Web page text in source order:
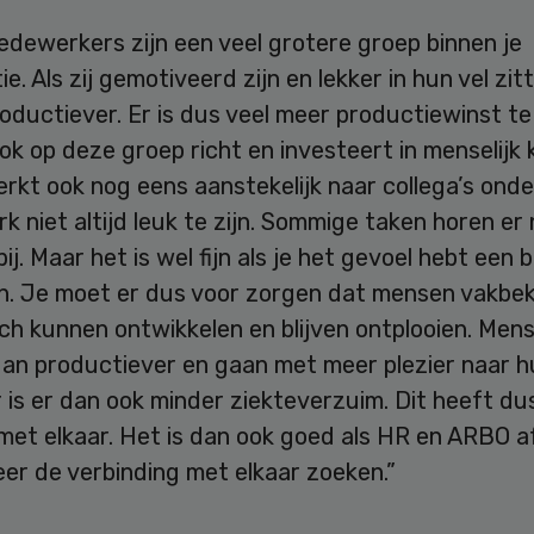
zijn een veel grotere groep binnen je
Als zij gemotiveerd zijn en lekker in hun vel
Er is dus veel meer productiewinst te
op deze groep richt en investeert in menselijk
ook nog eens aanstekelijk naar collega’s
niet altijd leuk te zijn. Sommige taken horen er
Maar het is wel fijn als je het gevoel hebt een
Je moet er dus voor zorgen dat mensen
kunnen ontwikkelen en blijven ontplooien.
productiever en gaan met meer plezier naar
is er dan ook minder ziekteverzuim. Dit heeft
elkaar. Het is dan ook goed als HR en ARBO
de verbinding met elkaar zoeken.”